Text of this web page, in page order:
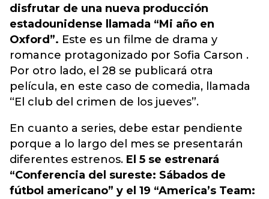
disfrutar de una nueva producción
estadounidense llamada “Mi año en
Oxford”. Este es un filme de drama y
romance protagonizado por Sofia Carson .
Por otro lado, el 28 se publicará otra
película, en este caso de comedia, llamada
“El club del crimen de los jueves”.
En cuanto a series, debe estar pendiente
porque a lo largo del mes se presentarán
diferentes estrenos. El 5 se estrenará
“Conferencia del sureste: Sábados de
fútbol americano” y el 19 “America’s Team: